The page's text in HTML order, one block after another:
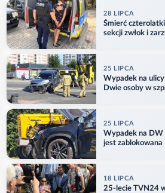
28 LIPCA
Śmierć
sekcji zwłok i
25 LIPCA
Wypadek na
Dwie osoby w
25 LIPCA
Wypadek na DW
jest zablokowana
18 LIPCA
25-lecie TVN24